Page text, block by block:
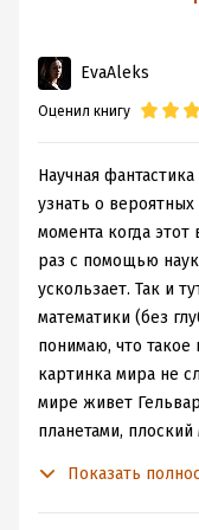
что мы видели.
Но что же увидела
вина полностью и
Сражаясь и пытаясь
поднимаются к
искусства,
не вовлеченных в
бороться не
лучших
ассистентов,
собственной
Чем это
после спойлеров -
EvaAleks
Оценил книгу
Научная
узнать о
момента когда
раз с помощью
ускользает. Так и
математики (без
понимаю, что такое
картинка мира не
мире живет
планетами,
Показать